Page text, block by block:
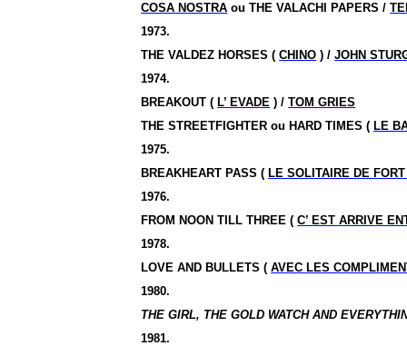
COSA NOSTRA ou THE VALACHI PAPERS /
1973.
THEVALDEZ HORSES (CHINO ) /JOHN
1974.
BREAKOUT ( L’ EVADE ) /TOM GRIES
THE STREETFIGHTER ou HARD TIMES ( LE
1975.
BREAKHEART PASS ( LE SOLITAIRE DE
1976.
FROM NOON TILL THREE (C’ EST ARRIVE
1978.
LOVE AND BULLETS (AVEC LES
1980.
THE GIRL, THE GOLD WATCH AND
1981.